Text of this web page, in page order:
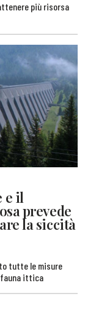
più risorsa
e il
prevede
la siccità
tutte le misure
fauna ittica